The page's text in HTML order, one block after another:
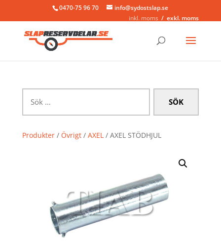
0470-75 96 70
info@sydostslap.se
inkl. moms
exkl. moms
efter:
Produkter/ Övrigt/ AXEL/ AXEL STÖDHJUL